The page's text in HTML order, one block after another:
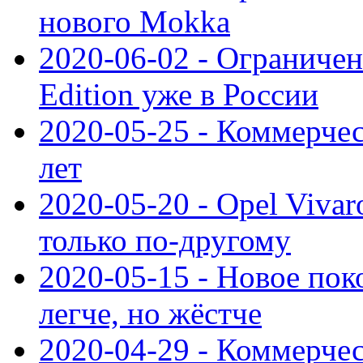
нового Mokka
2020-06-02 -
Edition уже в России
2020-05-25 -
лет
2020-05-20 - Opel
только по-другому
2020-05-15 - Новое
легче, но жёстче
2020-04-29 -